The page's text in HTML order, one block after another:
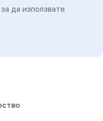
да използвате